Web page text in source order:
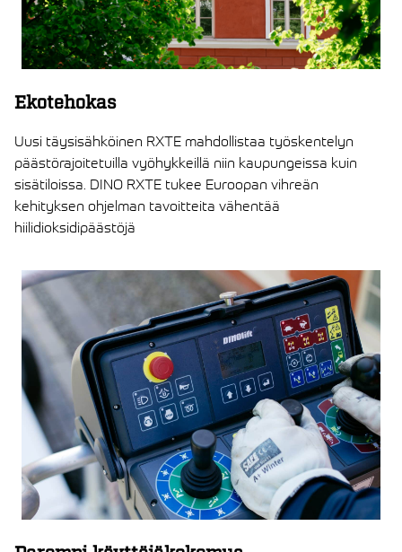
Ekotehokas
Uusi täysisähköinen RXTE mahdollistaa työskentelyn
päästörajoitetuilla vyöhykkeillä niin kaupungeissa kuin
sisätiloissa. DINO RXTE tukee Euroopan vihreän
kehityksen ohjelman tavoitteita vähentää
hiilidioksidipäästöjä